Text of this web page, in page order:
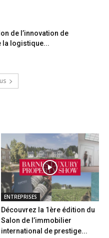
de l’innovation de
la logistique...
ENTREPRISES
Découvrez la 1ère édition du
Salon de l’immobilier
international de prestige...